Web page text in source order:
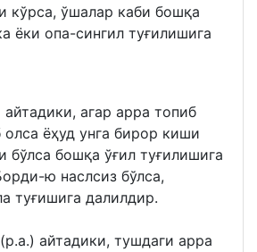
кўрса, ўшалар каби бошқа
ёки опа-сингил туғилишига
агар арра топиб
олса ёҳуд унга бирор киши
бўлса бошқа ўғил туғилишига
ю наслсиз бўлса,
туғишига далилдир.
айтадики, тушдаги арра